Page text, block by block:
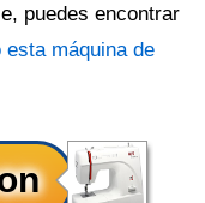
puedes encontrar
esta máquina de